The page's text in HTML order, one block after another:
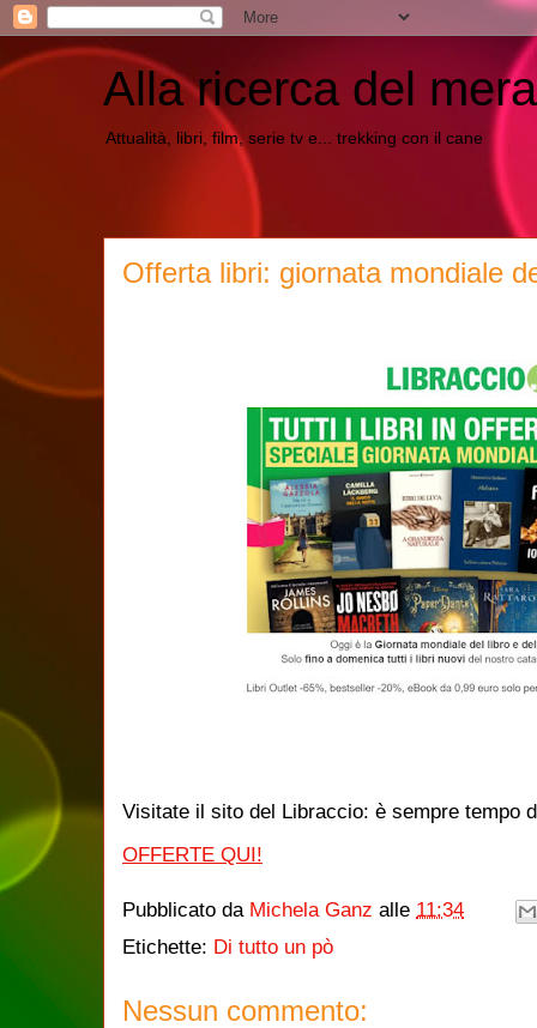
Alla ricerca del
Attualità, libri, film, serie tv e... trekking con il cane
Offerta libri: giornata mondiale
Visitate il sito del Libraccio: è sempre tempo
OFFERTE QUI!
Pubblicato da Michela Ganz alle 11:34
Etichette: Di tutto un pò
Nessun commento: